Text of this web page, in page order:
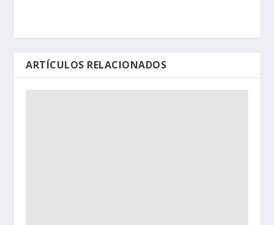
ARTÍCULOS RELACIONADOS